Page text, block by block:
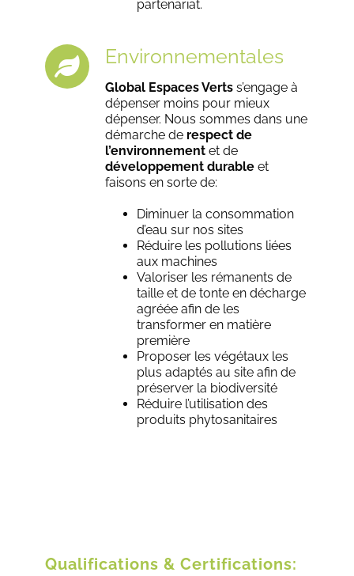
partenariat.
Environnementales
Global Espaces Verts s’engage à
dépenser moins pour mieux
dépenser. Nous sommes dans une
démarche de respect de
l’environnement et de
développement durable et
faisons en sorte de:
Diminuer la consommation
d’eau sur nos sites
Réduire les pollutions liées
aux machines
Valoriser les rémanents de
taille et de tonte en décharge
agréée afin de les
transformer en matière
première
Proposer les végétaux les
plus adaptés au site afin de
préserver la biodiversité
Réduire l’utilisation des
produits phytosanitaires
Qualifications & Certifications: